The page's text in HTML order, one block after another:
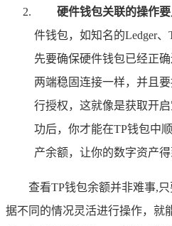
硬件钱包关联的操作
件钱包，如知名的Ledger
先要确保硬件钱包已经正
两端稳固连接一样，并且
行授权，这就像是获取开
功后，你才能在TP钱包中
产余额，让你的数字资产
查看TP钱包余额并非难事,
据不同的情况灵活进行操作，就